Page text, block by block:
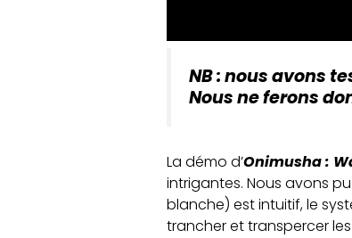
NB : nous avons
Nous ne ferons
La démo d’Onimusha :
intrigantes. Nous avons
blanche) est intuitif, le
trancher et transpercer